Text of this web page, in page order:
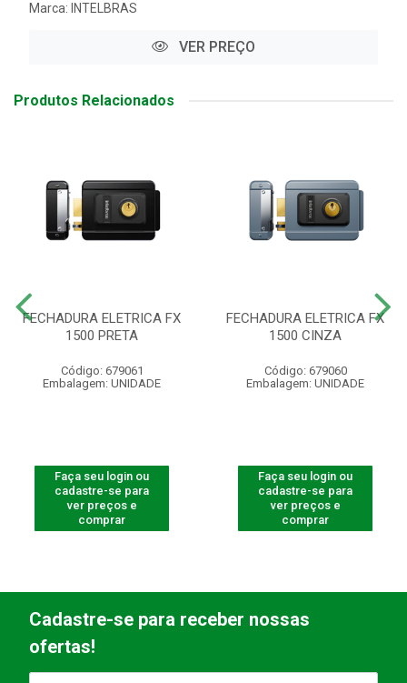
Marca: INTELBRAS
VER PREÇO
Produtos Relacionados
FECHADURA ELETRICA FX
1500 PRETA
Código: 679061
Embalagem: UNIDADE
Faça seu login ou
cadastre-se para
ver preços e
comprar
FECHADURA ELETRICA FX
1500 CINZA
Código: 679060
Embalagem: UNIDADE
Faça seu login ou
cadastre-se para
ver preços e
comprar
Cadastre-se para receber nossas
ofertas!